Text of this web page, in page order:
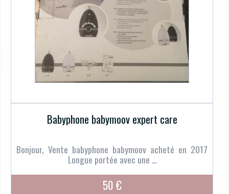
Babyphone babymoov expert care
Bonjour, Vente babyphone babymoov acheté en 2017
Longue portée avec une ...
50 €